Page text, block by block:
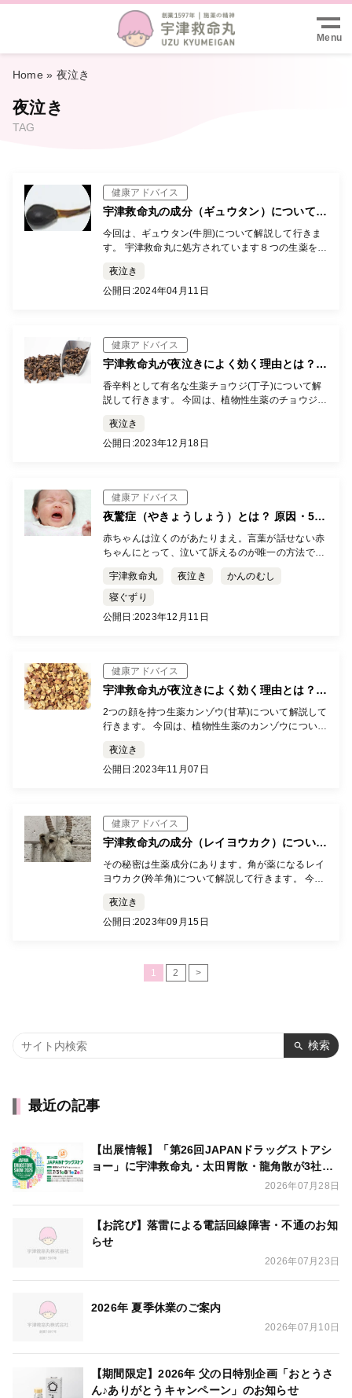
Menu
Home» 夜泣き
夜泣き
TAG
健康アドバイス
宇津救命丸の成分（ギュウタン）について詳
しく解説します。
今回は、ギュウタン(牛胆)について解説して行きま
す。 宇津救命丸に処方されています８つの生薬を一
す。 最後は、動物性生薬のギュウタンについて解説
していきます […]
夜泣き
公開日:2024年04月11日
健康アドバイス
宇津救命丸が夜泣きによく効く理由とは？成
分について詳しく解説します。（チョウジ
編）
香辛料として有名な生薬チョウジ(丁子)について解
説して行きます。 今回は、植物性生薬のチョウジに
ョウジ(丁子)は、フトモモ科のチョウジノキ(クロー
ブ […]
夜泣き
公開日:2023年12月18日
健康アドバイス
夜驚症（やきょうしょう）とは？ 原因・5つ
の対処法・受診の目安・夜泣きとの違いを解
説
赤ちゃんは泣くのがあたりまえ。言葉が話せない赤
ちゃんにとって、泣いて訴えるのが唯一の方法で
でも泣き止まないとほんとに困ります。「夜になる
のが怖い」という新米ママも多いのでは？ 赤ちゃん
てご案内します。
宇津救命丸 夜泣き
かんのむし
寝ぐずり
公開日:2023年12月11日
健康アドバイス
宇津救命丸が夜泣きによく効く理由とは？成
分について詳しく解説します。（カンゾウ
編）
2つの顔を持つ生薬カンゾウ(甘草)について解説して
行きます。 今回は、植物性生薬のカンゾウについて
(甘草)は、漢字のとおり甘みの強い生薬です(ショ糖
[…]
夜泣き
公開日:2023年11月07日
健康アドバイス
宇津救命丸の成分（レイヨウカク）について
詳しく解説します。
その秘密は生薬成分にあります。角が薬になるレイ
ヨウカク(羚羊角)について解説して行きます。 今回
きます。 レイヨウカク(羚羊角)とは？ レイヨウカク
は、サ […]
夜泣き
公開日:2023年09月15日
1 2 >
検索
最近の記事
【出展情報】「第26回JAPANドラッグストアシ
ョー」に宇津救命丸・太田胃散・龍角散が3社合
2026年07月28日
【お詫び】落雷による電話回線障害・不通のお知
らせ
2026年07月23日
2026年 夏季休業のご案内
2026年07月10日
【期間限定】2026年 父の日特別企画「おとうさ
ん♪ありがとうキャンペーン」のお知らせ